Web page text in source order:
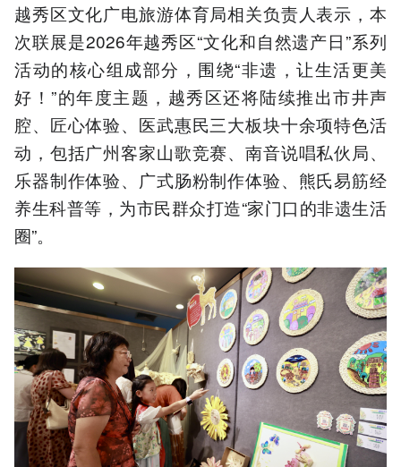
越秀区文化广电旅游体育局相关负责人表示，本
次联展是2026年越秀区“文化和自然遗产日”系列
活动的核心组成部分，围绕“非遗，让生活更美
好！”的年度主题，越秀区还将陆续推出市井声
腔、匠心体验、医武惠民三大板块十余项特色活
动，包括广州客家山歌竞赛、南音说唱私伙局、
乐器制作体验、广式肠粉制作体验、熊氏易筋经
养生科普等，为市民群众打造“家门口的非遗生活
圈”。